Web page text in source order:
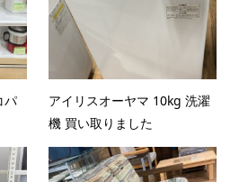
パ
アイリスオーヤマ 10kg 洗濯
機 買い取りました